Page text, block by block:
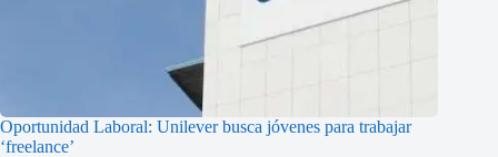
Oportunidad Laboral: Unilever busca jóvenes para trabajar
‘freelance’